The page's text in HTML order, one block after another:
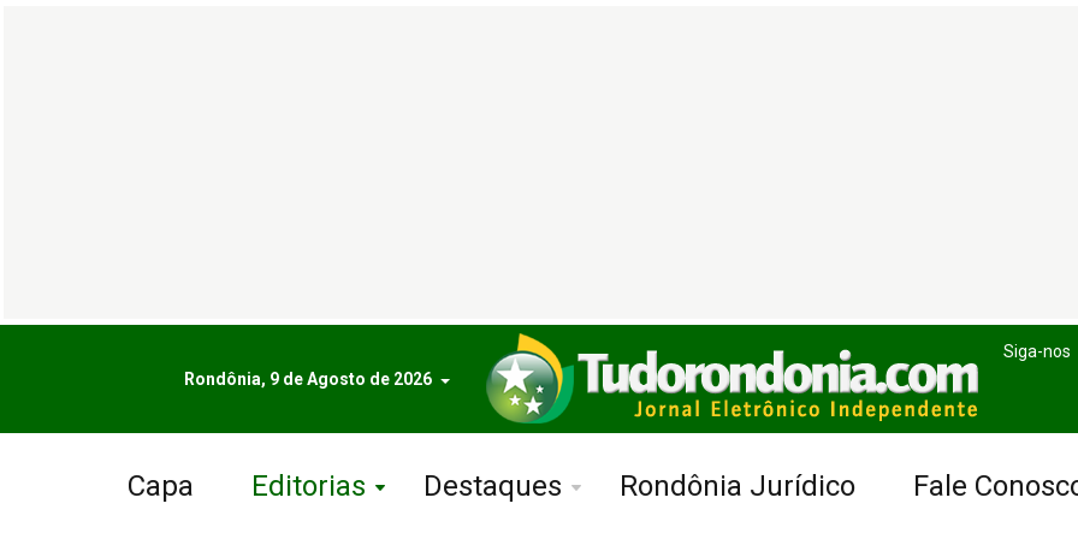
Rondônia, 9 de Agosto de 2026
Siga-nos
Capa Editorias Destaques Rondônia Jurídico Fale